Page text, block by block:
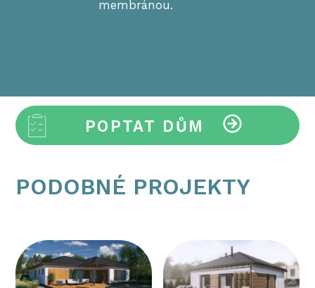
membránou.
POPTAT DŮM
PODOBNÉ PROJEKTY